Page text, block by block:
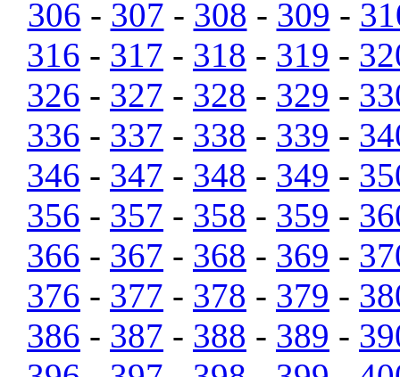
306 - 307 - 308 - 309 -
316 - 317 - 318 - 319 -
326 - 327 - 328 - 329 -
336 - 337 - 338 - 339 -
346 - 347 - 348 - 349 -
356 - 357 - 358 - 359 -
366 - 367 - 368 - 369 -
376 - 377 - 378 - 379 -
386 - 387 - 388 - 389 -